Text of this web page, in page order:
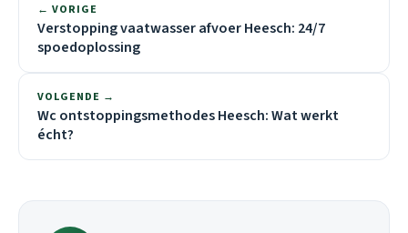
← VORIGE
Verstopping vaatwasser afvoer Heesch: 24/7
spoedoplossing
VOLGENDE →
Wc ontstoppingsmethodes Heesch: Wat werkt
écht?